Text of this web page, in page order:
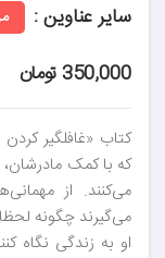
سایر عناوین :
350,000 تومان
کتاب «غافلگیر
که با کمک مادرشان،
می‌کنند. از
می‌گیرند چگونه
او به زندگی نگاه